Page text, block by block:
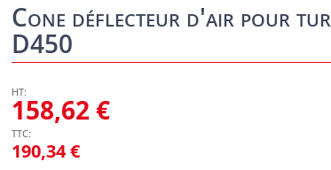
Cone déflecteur d'air pour
D450
190,34 €
158,62 €